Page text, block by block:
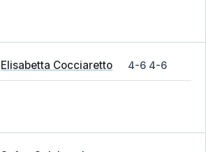
Elisabetta Cocciaretto 4-6 4-6